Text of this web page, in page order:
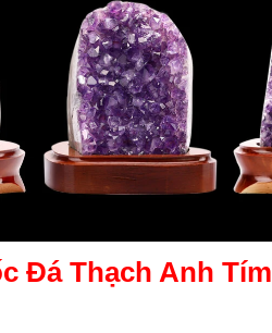
Đá Thạch Anh Tím